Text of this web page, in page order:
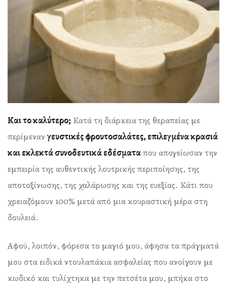
Και το καλύτερο; Κατά τη διάρκεια της θεραπείας με
περίμεναν γευστικές φρουτοσαλάτες, επιλεγμένα κρασιά
και εκλεκτά συνοδευτικά εδέσματαπου απογείωσαν την
εμπειρία της αυθεντικής λουτρικής περιποίησης, της
αποτοξίνωσης, της χαλάρωσης και της ευεξίας. Κάτι που
χρειαζόμουν 100% μετά από μια κουραστική μέρα στη
δουλειά.
Αφού, λοιπόν, φόρεσα το μαγιό μου, άφησα τα πράγματά
μου στα ειδικά ντουλαπάκια ασφαλείας που ανοίγουν με
κωδικό και τυλίχτηκα με την πετσέτα μου, μπήκα στο